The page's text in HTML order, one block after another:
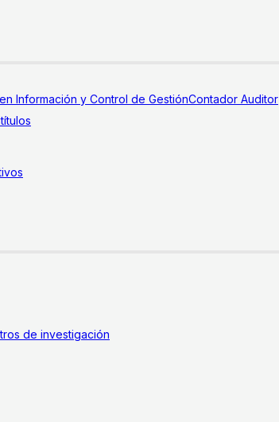
Información y Control de GestiónContador Auditor
de investigación